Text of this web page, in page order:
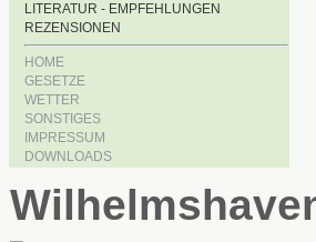
LITERATUR - EMPFEHLUNGEN
REZENSIONEN
HOME
GESETZE
WETTER
SONSTIGES
IMPRESSUM
DOWNLOADS